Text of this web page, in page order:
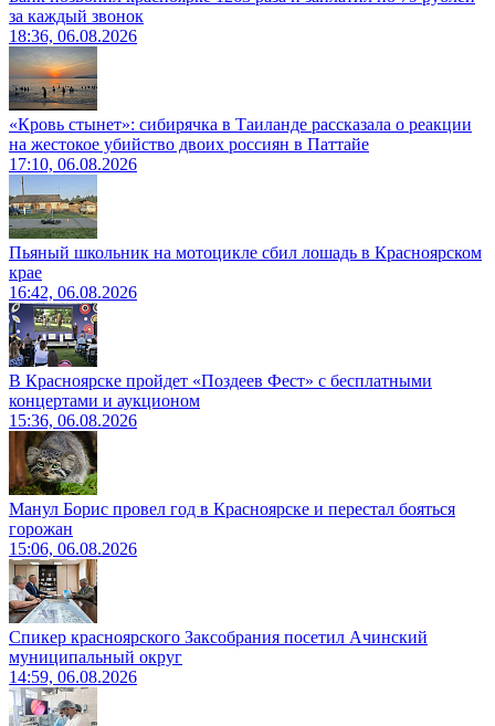
за каждый звонок
18:36, 06.08.2026
«Кровь стынет»: сибирячка в Таиланде рассказала о реакции
на жестокое убийство двоих россиян в Паттайе
17:10, 06.08.2026
Пьяный школьник на мотоцикле сбил лошадь в Красноярском
крае
16:42, 06.08.2026
В Красноярске пройдет «Поздеев Фест» с бесплатными
концертами и аукционом
15:36, 06.08.2026
Манул Борис провел год в Красноярске и перестал бояться
горожан
15:06, 06.08.2026
Спикер красноярского Заксобрания посетил Ачинский
муниципальный округ
14:59, 06.08.2026